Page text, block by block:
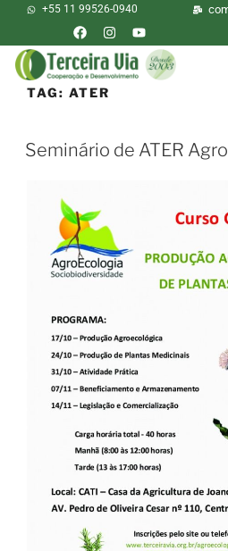
+55 11 99526-0940
TAG: ATER
Seminário de ATER